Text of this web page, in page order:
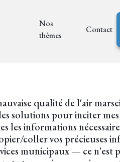
Nos
thèmes
Contact
qualité de l'air
solutions pour inciter
les informations
coller vos précieuses
municipaux — ce n'est